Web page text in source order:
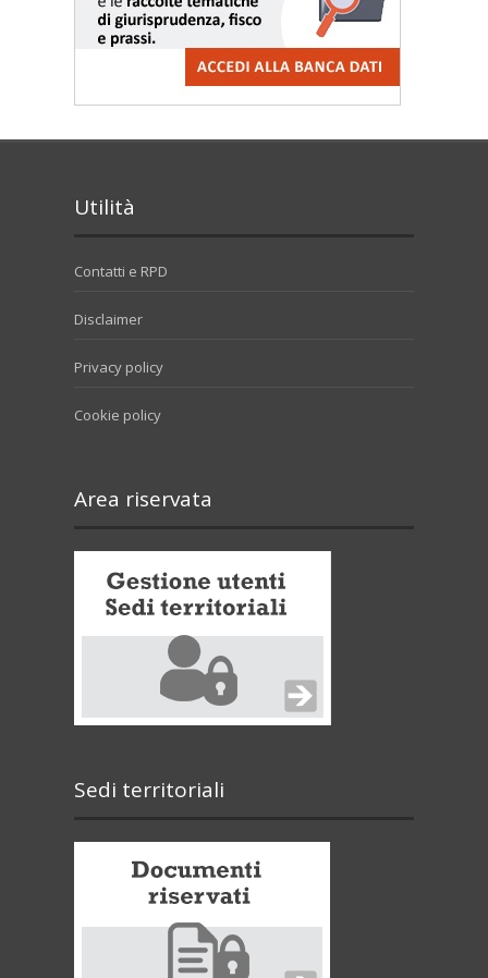
Utilità
Contatti e RPD
Disclaimer
Privacy policy
Cookie policy
Area riservata
Sedi territoriali